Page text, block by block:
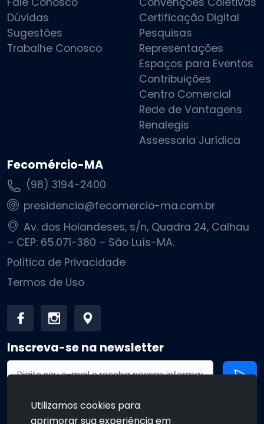
Dúvidas
Sugestões
Trabalhe Conosco
Certificação Digital
Pesquisas
Representações
Espaços para Eventos
Contribuições
Centro Comercial
Rede de Vantagens
Renalegis
Assessoria Jurídica
Fecomércio-MA
(98) 3194-2400
presidencia@fecomercio-ma.com.br
Av. dos Holandeses, s/n, Quadra 24, Calhau
– CEP: 65.071-380 – São Luís-MA.
Política de Privacidade
Termos de Uso
Inscreva-se na newsletter
Endereço de email
Utilizamos cookies para
aprimorar sua experiência em